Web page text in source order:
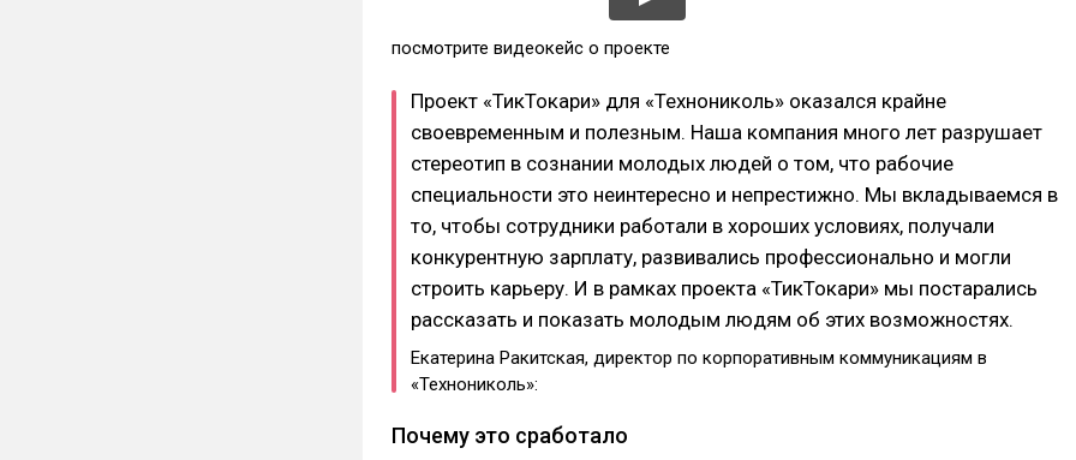
посмотрите видеокейс о проекте
Проект «ТикТокари» для «Технониколь» оказался крайне
своевременным и полезным. Наша компания много лет разрушает
стереотип в сознании молодых людей о том, что рабочие
специальности это неинтересно и непрестижно. Мы вкладываемся в
то, чтобы сотрудники работали в хороших условиях, получали
конкурентную зарплату, развивались профессионально и могли
строить карьеру. И в рамках проекта «ТикТокари» мы постарались
рассказать и показать молодым людям об этих возможностях.
Екатерина Ракитская, директор по корпоративным коммуникациям в
«Технониколь»:
Почему это сработало